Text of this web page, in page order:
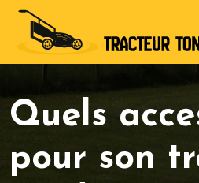
Quels
pour son